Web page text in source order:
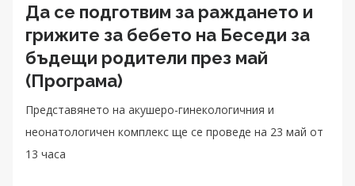
Да се подготвим за раждането и
грижите за бебето на Беседи за
бъдещи родители през май
(Програма)
Представянето на акушеро-гинекологичния и
неонатологичен комплекс ще се проведе на 23 май от
13 часа